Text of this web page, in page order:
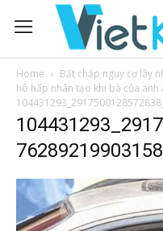
Home
Bất chấp nguy cơ lây
hô hấp nhân tạo khi bà của anh